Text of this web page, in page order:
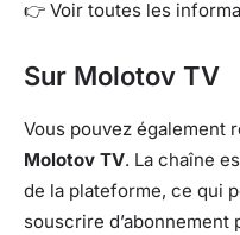
👉 Voir toutes les
Sur Molotov TV
Vous pouvez également
Molotov TV. La chaîne
de la plateforme, ce qui
souscrire d’abonnement